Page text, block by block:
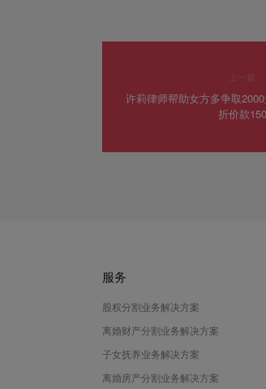
上一篇
许莉律师帮助女方多争取
折价款150
服务
股权分割业务解决方案
离婚财产分割业务解决方案
子女抚养业务解决方案
离婚房产分割业务解决方案